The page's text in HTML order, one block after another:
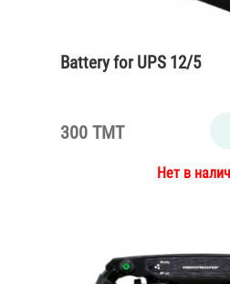
Battery for UPS 12/5
300 TMT
Нет в